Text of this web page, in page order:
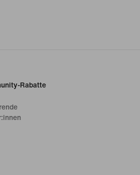
Rabatte